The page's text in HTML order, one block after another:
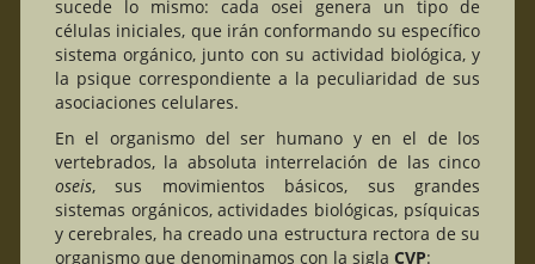
sucede lo mismo: cada osei genera un tipo de
células iniciales, que irán conformando su específico
sistema orgánico, junto con su actividad biológica, y
la psique correspondiente a la peculiaridad de sus
asociaciones celulares.
En el organismo del ser humano y en el de los
vertebrados, la absoluta interrelación de las cinco
oseis, sus movimientos básicos, sus grandes
sistemas orgánicos, actividades biológicas, psíquicas
y cerebrales, ha creado una estructura rectora de su
organismo que denominamos con la sigla CVP: